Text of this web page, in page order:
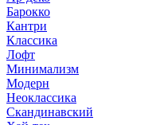
Барокко
Кантри
Классика
Лофт
Минимализм
Модерн
Неоклассика
Скандинавский